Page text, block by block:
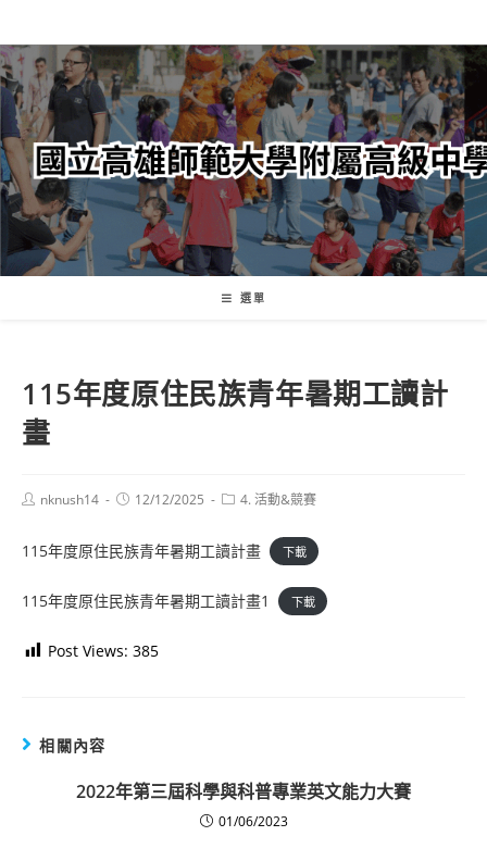
轉
至
主
內
容
選單
115年度原住民族青年暑期工讀計
畫
Postnknush14
Post12/12/2025
Post4. 活動&競賽
115年度原住民族青年暑期工讀計畫 下載
115年度原住民族青年暑期工讀計畫1 下載
Post Views: 385
相關內容
2022年第三屆科學與科普專業英文能力大賽
01/06/2023